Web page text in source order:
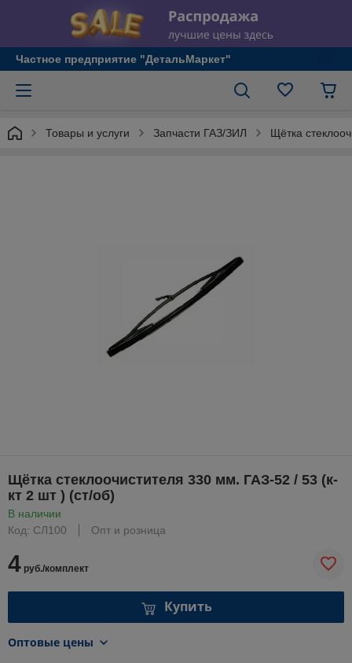
Частное предприятие "ДетальМаркет"
Товары и услуги Запчасти ГАЗ/ЗИЛ Щётка
Щётка стеклоочистителя 330 мм. ГАЗ-52 / 53 (к-
кт 2 шт ) (ст/об)
В наличии
Код: СЛ100
Опт и розница
4 руб./комплект
Купить
Оптовые цены